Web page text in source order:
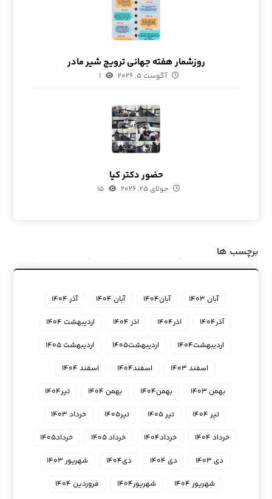
روزشمار هفته جهانی ترویج شیر مادر
آگوست ۵, ۲۰۲۶ ۱
حضور دکتر کیا
جولای ۲۵, ۲۰۲۶ ۱۵
برچسب ها
آبان ۱۴۰۳ آبان۱۴۰۴ آبان ۱۴۰۴
آذر ۱۴۰۴
آذر۱۴۰۴
اذر۱۴۰۴ اذر ۱۴۰۴
اردیبهشت ۱۴۰۴
اردیبهشت۱۴۰۴
اردیبهشت۱۴۰۵
اردیبهشت ۱۴۰۵
اسفند ۱۴۰۳
اسفند۱۴۰۴
اسفند ۱۴۰۴
بهمن ۱۴۰۳
بهمن۱۴۰۴ بهمن ۱۴۰۴
تیر۱۴۰۴
تیر ۱۴۰۴
تیر ۱۴۰۵ تیر۱۴۰۵
خرداد ۱۴۰۳
خرداد ۱۴۰۴
خرداد۱۴۰۴ خرداد ۱۴۰۵
خرداد۱۴۰۵
دی ۱۴۰۳
دی ۱۴۰۴ دی۱۴۰۴
شهریور ۱۴۰۳
شهریور ۱۴۰۴
شهریور۱۴۰۴ فروردین ۱۴۰۴